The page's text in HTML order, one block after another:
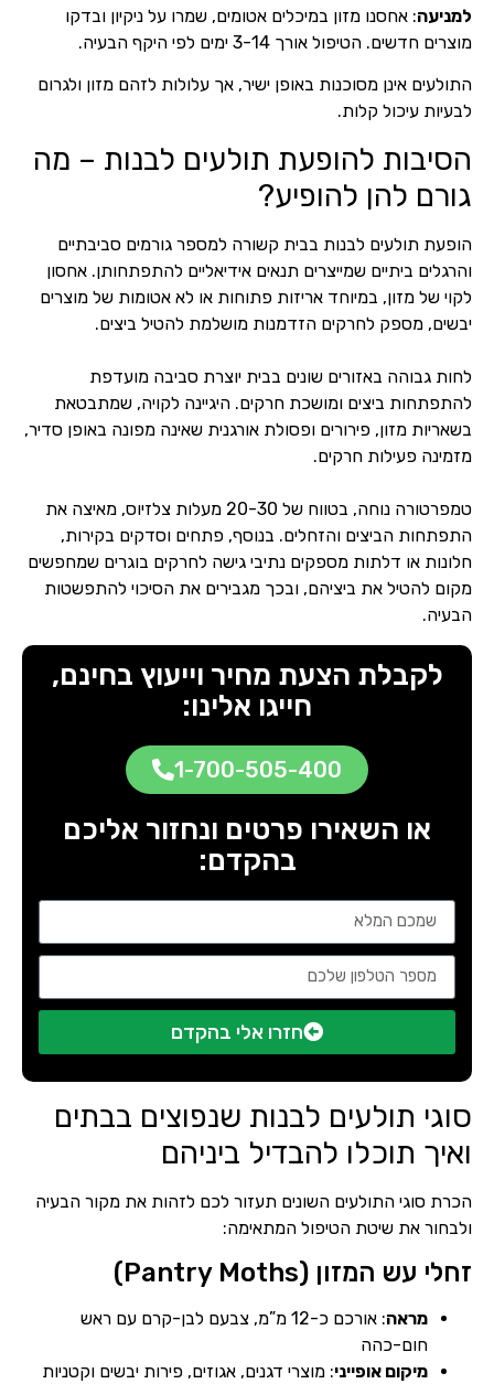
למניעה: אחסנו מזון במיכלים אטומים, שמרו על ניקיון ובדקו
מוצרים חדשים. הטיפול אורך 3-14 ימים לפי היקף הבעיה.
התולעים אינן מסוכנות באופן ישיר, אך עלולות לזהם מזון ולגרום
לבעיות עיכול קלות.
הסיבות להופעת תולעים לבנות – מה
גורם להן להופיע?
הופעת תולעים לבנות בבית קשורה למספר גורמים סביבתיים
והרגלים ביתיים שמייצרים תנאים אידיאליים להתפתחותן. אחסון
לקוי של מזון, במיוחד אריזות פתוחות או לא אטומות של מוצרים
יבשים, מספק לחרקים הזדמנות מושלמת להטיל ביצים.
לחות גבוהה באזורים שונים בבית יוצרת סביבה מועדפת
להתפתחות ביצים ומושכת חרקים. היגיינה לקויה, שמתבטאת
בשאריות מזון, פירורים ופסולת אורגנית שאינה מפונה באופן סדיר,
מזמינה פעילות חרקים.
טמפרטורה נוחה, בטווח של 20-30 מעלות צלזיוס, מאיצה את
התפתחות הביצים והזחלים. בנוסף, פתחים וסדקים בקירות,
חלונות או דלתות מספקים נתיבי גישה לחרקים בוגרים שמחפשים
מקום להטיל את ביציהם, ובכך מגבירים את הסיכוי להתפשטות
הבעיה.
לקבלת הצעת מחיר וייעוץ בחינם,
חייגו אלינו:
1-700-505-400
או השאירו פרטים ונחזור אליכם
בהקדם:
חזרו אלי בהקדם
סוגי תולעים לבנות שנפוצים בבתים
ואיך תוכלו להבדיל ביניהם
הכרת סוגי התולעים השונים תעזור לכם לזהות את מקור הבעיה
ולבחור את שיטת הטיפול המתאימה:
זחלי עש המזון (Pantry Moths)
מראה
: אורכם כ-12 מ”מ, צבעם לבן-קרם עם ראש
חום-כהה
מיקום אופייני: מוצרי דגנים, אגוזים, פירות יבשים וקטניות